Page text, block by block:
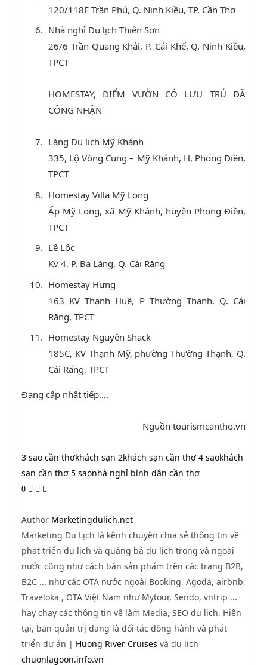
120/118E Trần Phú, Q. Ninh Kiều, TP. Cần Thơ
Nhà nghỉ Du lịch Thiên Sơn
26/6 Trần Quang Khải, P. Cái Khế, Q. Ninh Kiều,
TPCT
HOMESTAY, ĐIỂM VƯỜN CÓ LƯU TRÚ ĐÃ
CÔNG NHẬN
Làng Du lịch Mỹ Khánh
335, Lộ Vòng Cung – Mỹ Khánh, H. Phong Điền,
TPCT
Homestay Villa Mỹ Long
Ấp Mỹ Long, xã Mỹ Khánh, huyện Phong Điền,
TPCT
Lê Lộc
Kv 4, P. Ba Láng, Q. Cái Răng
Homestay Hưng
163 KV Thạnh Huề, P Thường Thạnh, Q. Cái
Răng, TPCT
Homestay Nguyễn Shack
185C, KV Thạnh Mỹ, phường Thường Thạnh, Q.
Cái Răng, TPCT
Đang cập nhật tiếp….
Nguồn tourismcantho.vn
3 sao cần thơkhách sạn 2khách sạn cần thơ 4 saokhách
sạn cần thơ 5 saonhà nghỉ bình dân cần thơ
0
Author Marketingdulich.net
Marketing Du Lịch là kênh chuyên chia sẻ thông tin về
phát triển du lịch và quảng bá du lịch trong và ngoài
nước cũng như cách bán sản phẩm trên các trang B2B,
B2C ... như các OTA nước ngoài Booking, Agoda, airbnb,
Traveloka , OTA Việt Nam như Mytour, Sendo, vntrip ...
hay chay các thông tin về làm Media, SEO du lịch. Hiện
tại, ban quản trị đang là đối tác đồng hành và phát
triển dự án | Huong River Cruises và du lịch
chuonlagoon.info.vn